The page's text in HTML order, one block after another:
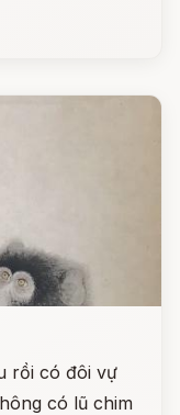
rồi có đôi vự
có lũ chim